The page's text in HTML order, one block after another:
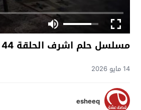
مسلسل حلم اشرف الحلقة 44 مترجم
14 مايو 2026
esheeq